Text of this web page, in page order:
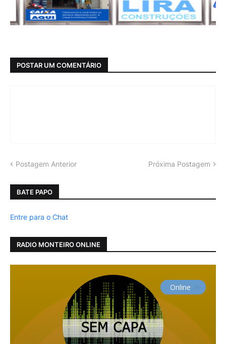
POSTAR UM COMENTÁRIO
Postagem Anterior Próxima Postagem
BATE PAPO
Entre para o Chat
RADIO MONTEIRO ONLINE